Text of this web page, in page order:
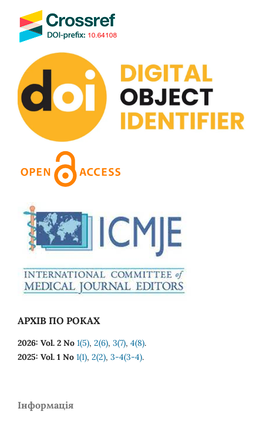
АРХІВ ПО РОКАХ
2026: Vol. 2 No 1(5), 2(6), 3(7), 4(8).
2025: Vol. 1 No 1(1), 2(2), 3-4(3-4).
Інформація